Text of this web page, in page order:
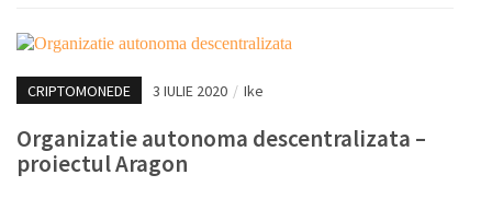
CRIPTOMONEDE 3 IULIE 2020 / Ike
Organizatie autonoma descentralizata –
proiectul Aragon